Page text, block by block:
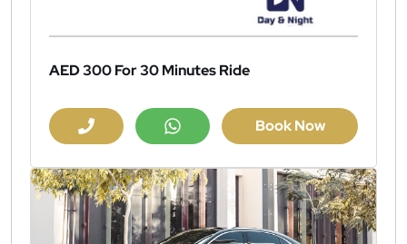
AED 300For 30 Minutes Ride
Book Now